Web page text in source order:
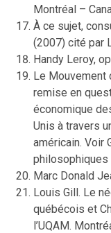
Montréal –
À ce sujet,
(2007) cité par
Handy Leroy,
Le Mouvement
remise en
économique
Unis à travers
américain. Voir
philosophiques
Marc Donald
Louis Gill. Le
québécois et
l’UQAM.